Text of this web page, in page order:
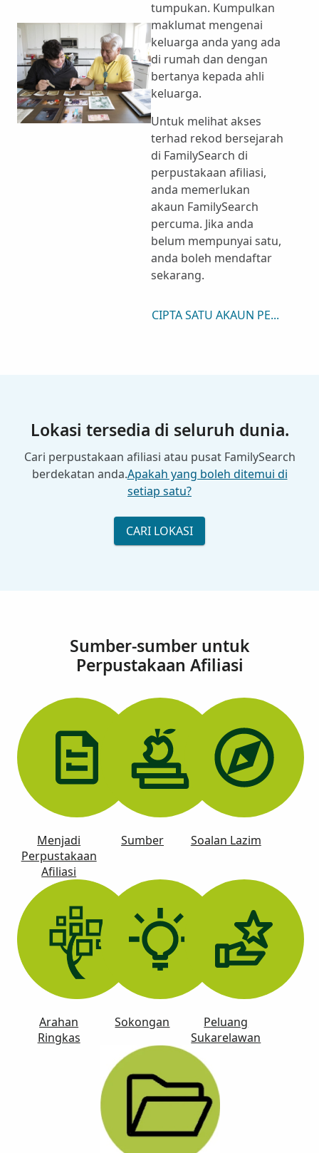
tumpukan. Kumpulkan
maklumat mengenai
keluarga anda yang ada
di rumah dan dengan
bertanya kepada ahli
keluarga.
Untuk melihat akses
terhad rekod bersejarah
di FamilySearch di
perpustakaan afiliasi,
anda memerlukan
akaun FamilySearch
percuma. Jika anda
belum mempunyai satu,
anda boleh mendaftar
sekarang.
CIPTA SATU AKAUN PERCUMA
Lokasi tersedia di seluruh dunia.
Cari perpustakaan afiliasi atau pusat FamilySearch
berdekatan anda.Apakah yang boleh ditemui di
setiap satu?
CARI LOKASI
Sumber-sumber untuk
Perpustakaan Afiliasi
Menjadi
Perpustakaan
Afiliasi
Sumber Soalan Lazim
Arahan
Ringkas
Sokongan
Peluang
Sukarelawan